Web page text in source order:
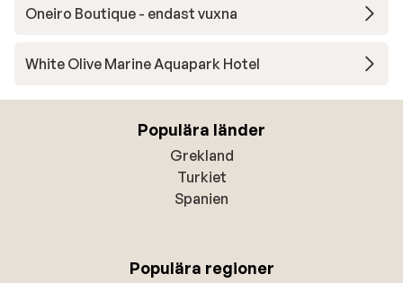
Oneiro Boutique - endast vuxna
White Olive Marine Aquapark Hotel
Populära länder
Grekland
Turkiet
Spanien
Populära regioner